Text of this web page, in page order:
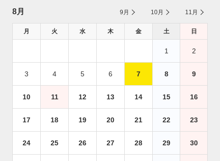
8月 9月 10月 11月
月 火 水 木 金 土 日
1 2
3 4 5 6 7 8 9
10 11 12 13 14 15 16
17 18 19 20 21 22 23
24 25 26 27 28 29 30